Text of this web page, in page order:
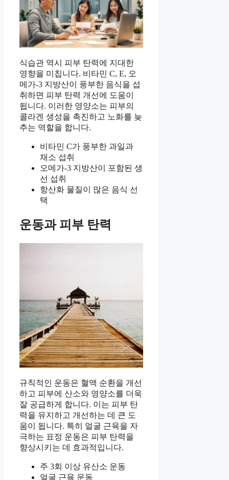
식습관 역시 피부 탄력에 지대한
영향을 미칩니다. 비타민 C, E, 오
메가-3 지방산이 풍부한 음식을 섭
취하면 피부 탄력 개선에 도움이
됩니다. 이러한 영양소는 피부의
콜라겐 생성을 촉진하고 노화를 늦
추는 역할을 합니다.
비타민 C가 풍부한 과일과
채소 섭취
오메가-3 지방산이 포함된 생
선 섭취
항산화 물질이 많은 음식 선
택
운동과 피부 탄력
규칙적인 운동은 혈액 순환을 개선
하고 피부에 산소와 영양소를 더욱
잘 공급하게 합니다. 이는 피부 탄
력을 유지하고 개선하는 데 큰 도
움이 됩니다. 특히 얼굴 근육을 자
극하는 표정 운동은 피부 탄력을
향상시키는 데 효과적입니다.
주 3회 이상 유산소 운동
얼굴 근육 운동